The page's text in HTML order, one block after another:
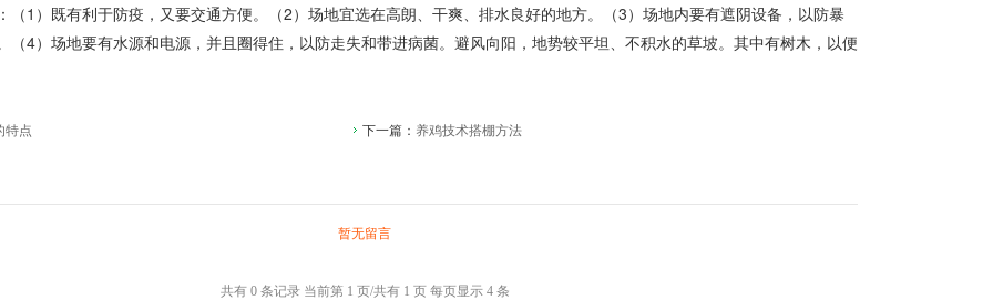
（1）既有利于防疫，又要交通方便。（2）场地宜选在高朗、干爽、排水良好的地方。（3）场地内要有遮阴设备，以防暴
（4）场地要有水源和电源，并且圈得住，以防走失和带进病菌。避风向阳，地势较平坦、不积水的草坡。其中有树木，以便
特点 下一篇： 养鸡技术搭棚方法
暂无留言
共有 0 条记录 当前第 1 页/共有 1 页 每页显示 4 条